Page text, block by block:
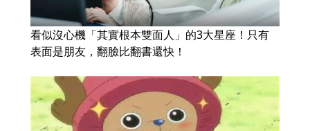
看似沒心機「其實根本雙面人」的3大星座！只有
表面是朋友，翻臉比翻書還快！